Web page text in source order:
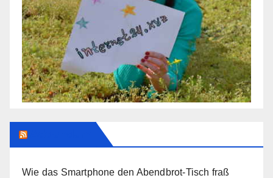
Wie das Smartphone den Abendbrot-Tisch fraß